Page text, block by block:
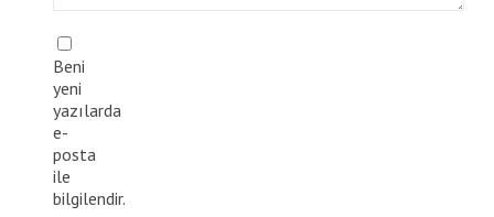
Beni
yeni
yazılarda
e-
posta
ile
bilgilendir.